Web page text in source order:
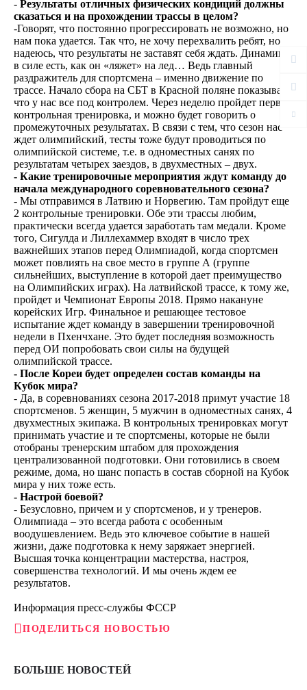
- Результаты отличных физических кондиций должны
сказаться и на прохождении трассы в целом?
-Говорят, что постоянно прогрессировать не возможно, но
нам пока удается. Так что, не хочу перехвалить ребят, но
надеюсь, что результаты не заставят себя ждать. Динамика
в силе есть, как он «ляжет» на лед… Ведь главный
раздражитель для спортсмена – именно движение по
трассе. Начало сбора на СБТ в Красной поляне показывает,
что у нас все под контролем. Через неделю пройдет первая
контрольная тренировка, и можно будет говорить о
промежуточных результатах. В связи с тем, что сезон нас
ждет олимпийский, тесты тоже будут проводиться по
олимпийской системе, т.е. в одноместных санях по
результатам четырех заездов, в двухместных – двух.
- Какие тренировочные мероприятия ждут команду до
начала международного соревновательного сезона?
- Мы отправимся в Латвию и Норвегию. Там пройдут еще
2 контрольные тренировки. Обе эти трассы любим,
практически всегда удается заработать там медали. Кроме
того, Сигулда и Лиллехаммер входят в число трех
важнейших этапов перед Олимпиадой, когда спортсмен
может повлиять на свое место в группе А (группе
сильнейших, выступление в которой дает преимущество
на Олимпийских играх). На латвийской трассе, к тому же,
пройдет и Чемпионат Европы 2018. Прямо накануне
корейских Игр. Финальное и решающее тестовое
испытание ждет команду в завершении тренировочной
недели в Пхенчхане. Это будет последняя возможность
перед ОИ попробовать свои силы на будущей
олимпийской трассе.
- После Кореи будет определен состав команды на
Кубок мира?
- Да, в соревнованиях сезона 2017-2018 примут участие 18
спортсменов. 5 женщин, 5 мужчин в одноместных санях, 4
двухместных экипажа. В контрольных тренировках могут
принимать участие и те спортсмены, которые не были
отобраны тренерским штабом для прохождения
централизованной подготовки. Они готовились в своем
режиме, дома, но шанс попасть в состав сборной на Кубок
мира у них тоже есть.
- Настрой боевой?
- Безусловно, причем и у спортсменов, и у тренеров.
Олимпиада – это всегда работа с особенным
воодушевлением. Ведь это ключевое событие в нашей
жизни, даже подготовка к нему заряжает энергией.
Высшая точка концентрации мастерства, настроя,
совершенства технологий. И мы очень ждем ее
результатов.
Информация пресс-службы ФССР
ПОДЕЛИТЬСЯ НОВОСТЬЮ
БОЛЬШЕ НОВОСТЕЙ